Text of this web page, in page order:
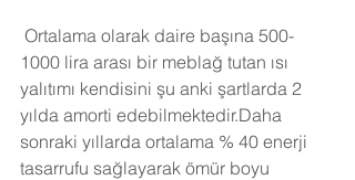
Ortalama olarak daire başına 500-
1000 lira arası bir meblağ tutan ısı
yalıtımı kendisini şu anki şartlarda 2
yılda amorti edebilmektedir.Daha
sonraki yıllarda ortalama % 40 enerji
tasarrufu sağlayarak ömür boyu